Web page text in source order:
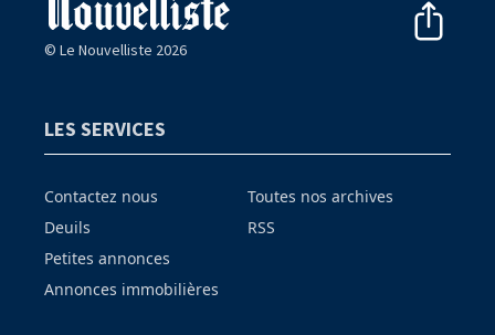
© Le Nouvelliste 2026
LES SERVICES
Contactez nous
Deuils
Petites annonces
Annonces immobilières
Toutes nos archives
RSS